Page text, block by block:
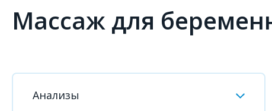
Массаж для
Анализы